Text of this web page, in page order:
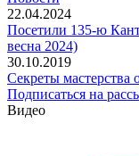
22.04.2024
Посетили 135-ю
весна 2024)
30.10.2019
Секреты мастерства
Подписаться на
Видео